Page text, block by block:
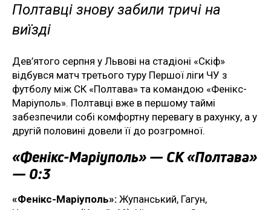
Полтавці знову забили тричі на
виїзді
Дев’ятого серпня у Львові на стадіоні «Скіф»
відбувся матч третього туру Першої ліги ЧУ з
футболу між СК «Полтава» та командою «Фенікс-
Маріуполь». Полтавці вже в першому таймі
забезпечили собі комфортну перевагу в рахунку, а у
другій половині довели її до розгромної.
«Фенікс-Маріуполь» — СК «Полтава»
— 0:3
«Фенікс-Маріуполь»: Жупанський, Гагун,